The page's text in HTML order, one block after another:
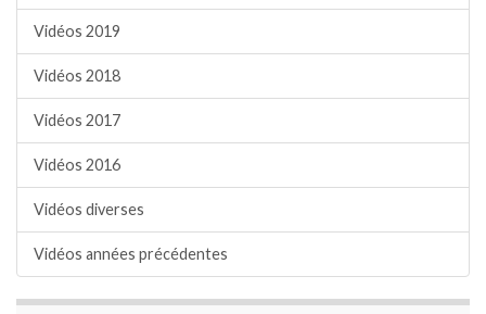
Vidéos 2019
Vidéos 2018
Vidéos 2017
Vidéos 2016
Vidéos diverses
Vidéos années précédentes